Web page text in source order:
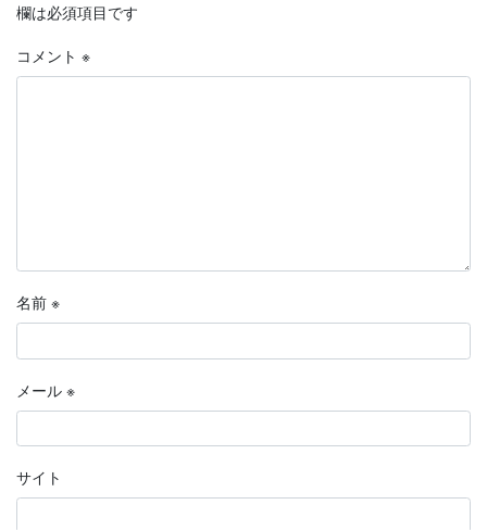
欄は必須項目です
コメント ※
名前 ※
メール ※
サイト